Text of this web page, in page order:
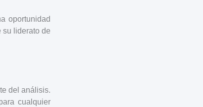
oportunidad
su liderato de
del análisis.
cualquier